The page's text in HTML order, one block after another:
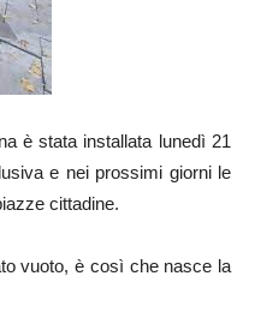
è stata installata lunedì 21
e nei prossimi giorni le
cittadine.
vuoto, è così che nasce la